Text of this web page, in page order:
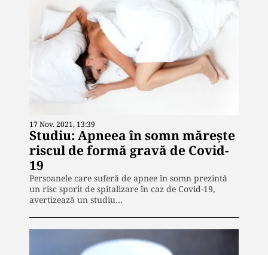
17 Nov. 2021, 13:39
Studiu: Apneea în somn mărește
riscul de formă gravă de Covid-
19
Persoanele care suferă de apnee în somn prezintă
un risc sporit de spitalizare în caz de Covid-19,
avertizează un studiu…